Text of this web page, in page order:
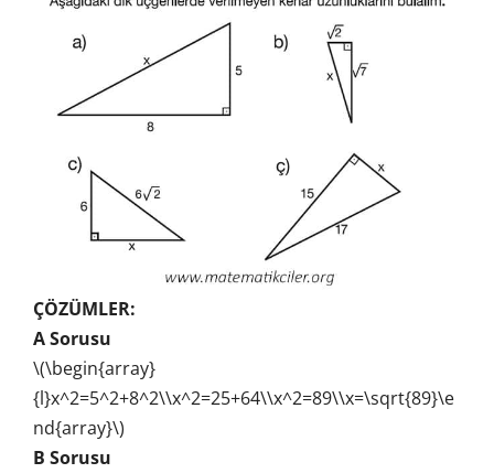
ÇÖZÜMLER:
A Sorusu
\(\begin{array}
{l}x^2=5^2+8^2\\x^2=25+64\\x^2=89\\x=\sqrt{89}\e
nd{array}\)
B Sorusu